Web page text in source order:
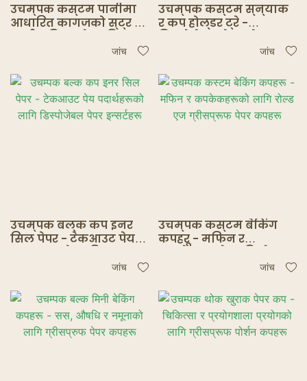
उचम्पक कस्टम पानीमा
आधारित कागजको स्ट्र -
सुरक्षित र पर्यावरणमैत्री
जांच
उचम्पक कस्टम स्न्याक
र कप होल्डर ट्रे -
जांच
उचम्पक बल्क कप इनर
सिल पेपर - टेकआउट पेय
जांच
उचम्पक कस्टम बेकिंग
कपहरू - मफिन र
एज ग्रीसप्रूफ पेपर कपहरू
जांच